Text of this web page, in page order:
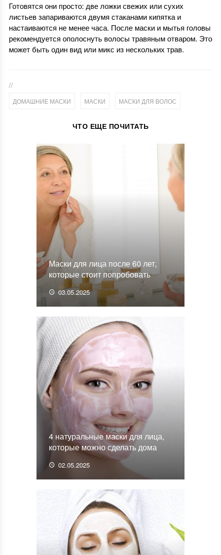
Готовятся они просто: две ложки свежих или сухих
листьев запариваются двумя стаканами кипятка и
настаиваются не менее часа. После маски и мытья головы
рекомендуется ополоснуть волосы травяным отваром. Это
может быть один вид или микс из нескольких трав.
//
ДОМАШНИЕ МАСКИ МАСКИ МАСКИ ДЛЯ ВОЛОС
ЧТО ЕЩЕ ПОЧИТАТЬ
Маски для лица после 60 лет,
которые стоит попробовать
03.05.2025
4 натуральные маски для лица,
которые можно сделать дома
02.05.2025